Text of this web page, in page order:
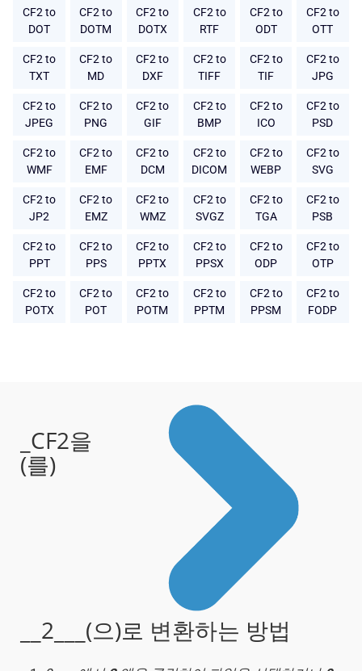
CF2 to
DOT
CF2 to
DOTM
CF2 to
DOTX
CF2 to
RTF
CF2 to
ODT
CF2 to
OTT
CF2 to
TXT
CF2 to
MD
CF2 to
DXF
CF2 to
TIFF
CF2 to
TIF
CF2 to
JPG
CF2 to
JPEG
CF2 to
PNG
CF2 to
GIF
CF2 to
BMP
CF2 to
ICO
CF2 to
PSD
CF2 to
WMF
CF2 to
EMF
CF2 to
DCM
CF2 to
DICOM
CF2 to
WEBP
CF2 to
SVG
CF2 to
JP2
CF2 to
EMZ
CF2 to
WMZ
CF2 to
SVGZ
CF2 to
TGA
CF2 to
PSB
CF2 to
PPT
CF2 to
PPS
CF2 to
PPTX
CF2 to
PPSX
CF2 to
ODP
CF2 to
OTP
CF2 to
POTX
CF2 to
POT
CF2 to
POTM
CF2 to
PPTM
CF2 to
PPSM
CF2 to
FODP
_CF2을
(를)
__2___(으)로 변환하는 방법